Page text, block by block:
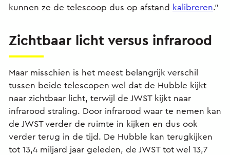
kunnen ze de telescoop dus op afstand
kalibreren.”
Zichtbaar licht versus infrarood
Maar misschien is het meest belangrijk verschil
tussen beide telescopen wel dat de Hubble kijkt
naar zichtbaar licht, terwijl de JWST kijkt naar
infrarood straling. Door infrarood waar te nemen kan
de JWST verder de ruimte in kijken en dus ook
verder terug in de tijd. De Hubble kan terugkijken
tot 13,4 miljard jaar geleden, de JWST tot wel 13,7